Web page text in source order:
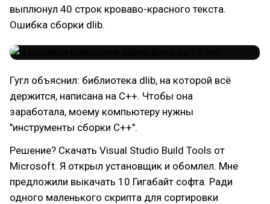
выплюнул 40 строк кроваво-красного текста.
Ошибка сборки dlib.
Гугл объяснил: библиотека dlib, на которой всё
держится, написана на C++. Чтобы она
заработала, моему компьютеру нужны
"инструменты сборки C++".
Решение? Скачать Visual Studio Build Tools от
Microsoft. Я открыл установщик и обомлел. Мне
предложили выкачать 10 Гигабайт софта. Ради
одного маленького скрипта для сортировки